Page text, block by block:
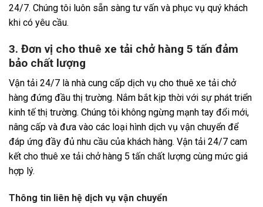
24/7. Chúng tôi luôn sẵn sàng tư vấn và phục vụ quý khách
khi có yêu cầu.
3. Đơn vị cho thuê xe tải chở hàng 5 tấn đảm
bảo chất lượng
Vận tải 24/7 là nhà cung cấp dịch vụ cho thuê xe tải chở
hàng đứng đầu thị trường. Nắm bắt kịp thời với sự phát triển
kinh tế thị trường. Chúng tôi không ngừng mạnh tay đổi mới,
nâng cấp và đưa vào các loại hình dịch vụ vận chuyển để
đáp ứng đầy đủ nhu cầu của khách hàng. Vận tải 24/7 cam
kết cho thuê xe tải chở hàng 5 tấn chất lượng cùng mức giá
hợp lý.
Thông tin liên hệ dịch vụ vận chuyển